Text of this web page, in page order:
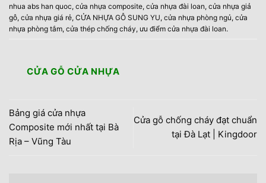
nhua abs han quoc, cửa nhựa composite, cửa nhựa đài loan, cửa nhựa giả
gỗ, cửa nhựa giá rẻ, CỬA NHỰA GỖ SUNG YU, cửa nhựa phòng ngủ, cửa
nhựa phòng tắm, cửa thép chống cháy, ưu điểm cửa nhựa đài loan.
CỬA GỖ CỬA NHỰA
Bảng giá cửa nhựa
Composite mới nhất tại Bà
Rịa – Vũng Tàu
Cửa gỗ chống cháy đạt chuẩn
tại Đà Lạt | Kingdoor